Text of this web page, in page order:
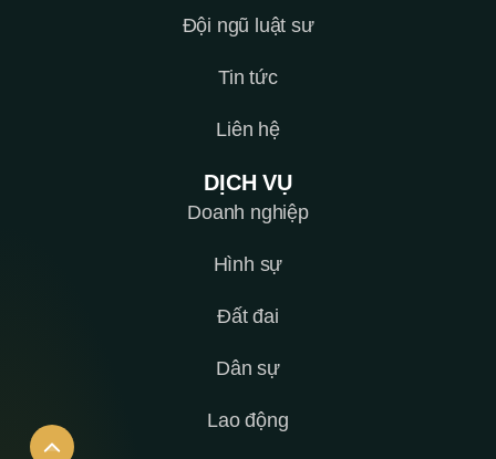
Đội ngũ luật sư
Tin tức
Liên hệ
DỊCH VỤ
Doanh nghiệp
Hình sự
Đất đai
Dân sự
Lao động